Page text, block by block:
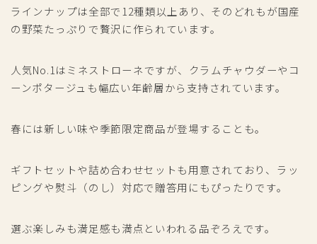
ラインナップは全部で12種類以上あり、そのどれもが国産
の野菜たっぷりで贅沢に作られています。
人気No.1はミネストローネですが、クラムチャウダーやコ
ーンポタージュも幅広い年齢層から支持されています。
春には新しい味や季節限定商品が登場することも。
ギフトセットや詰め合わせセットも用意されており、ラッ
ピングや熨斗（のし）対応で贈答用にもぴったりです。
選ぶ楽しみも満足感も満点といわれる品ぞろえです。